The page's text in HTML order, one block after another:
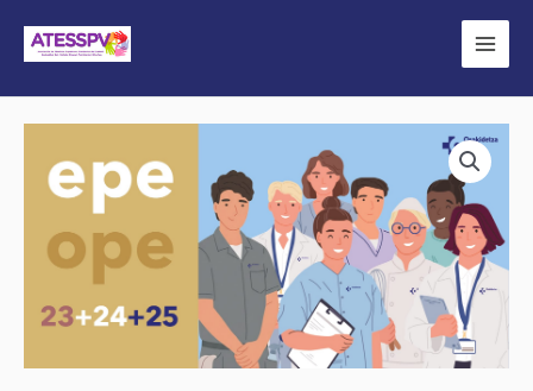
de
precios:
desde
0,00€
examen
Técnico/a
Radioterapia
2023-